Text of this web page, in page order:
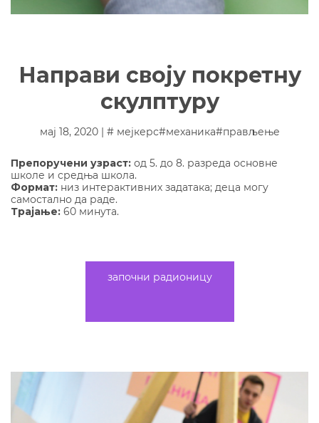
Направи своју покретну
скулптуру
мај 18, 2020 | # мејкерс#механика#прављење
Препоручени узраст: од 5. до 8. разреда основне
школе и средња школа.
Формат: низ интерактивних задатака; деца могу
самостално да раде.
Трајање: 60 минута.
скулптура које уз помоћ математике
оживљавају! Упознаћемо полуге и
научимо нешто о основама механике и
савладате ове принципе, моћи ћете да
направите шта год пожелите!
Читајте, слушајте, решавајте, учествујете и
започни радионицу